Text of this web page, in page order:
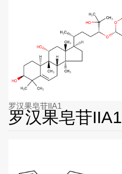
罗汉果皂苷IIA1
罗汉果皂苷IIA1